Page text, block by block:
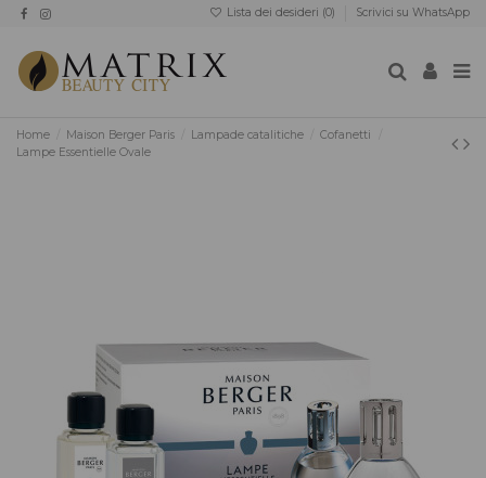
Lista dei desideri (0) Scrivici su WhatsApp
Home Maison Berger Paris Lampade catalitiche
Cofanetti
Lampe Essentielle Ovale